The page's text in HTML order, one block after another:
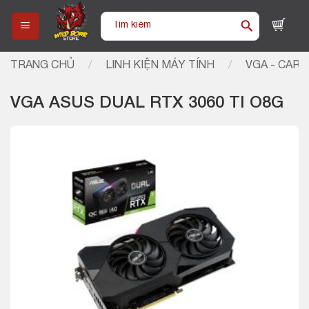
content
Tìm
TRANG CHỦ / LINH KIỆN MÁY TÍNH / VGA -
VGA ASUS DUAL RTX 3060 TI O8G